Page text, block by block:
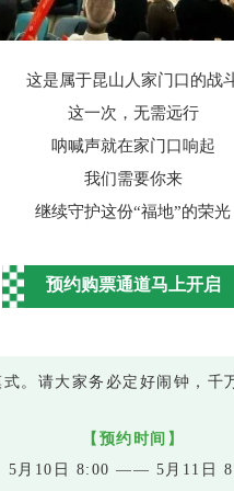
这是属于昆山人家门口的战
这一次，无需远行
呐喊声就在家门口响起
我们需要你来
继续守护这份“福地”的荣光
预约购票通道马上开启
。请大家务必定好闹钟，千
【预约时间】
5月10日 8:00 —— 5月11日